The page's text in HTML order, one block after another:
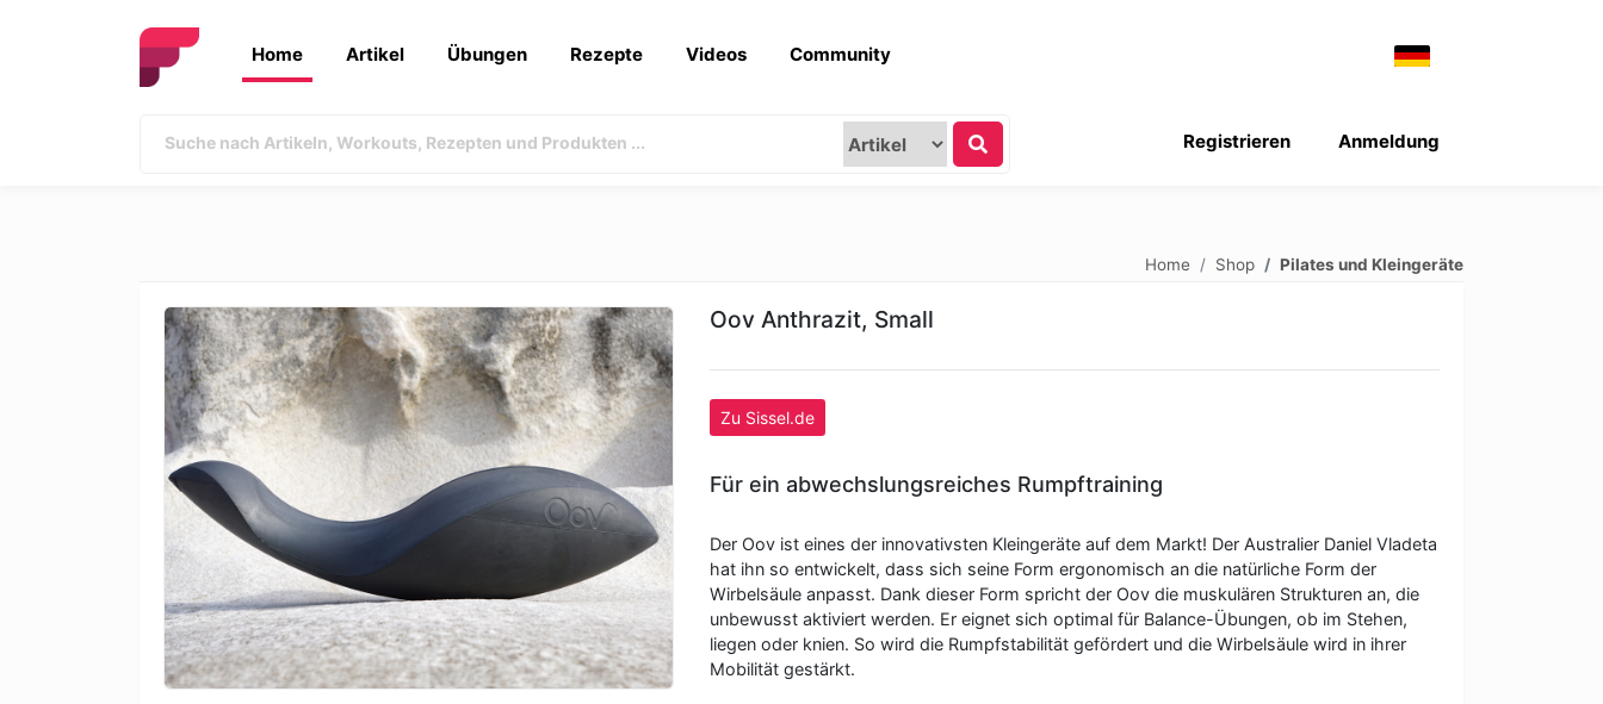
Home Artikel Übungen Rezepte Videos Community
Anmeldung
Registrieren
Home Shop Pilates und Kleingeräte
Oov Anthrazit, Small
Zu Sissel.de
Für ein abwechslungsreiches Rumpftraining
Der Oov ist eines der innovativsten Kleingeräte auf dem Markt! Der Australier Daniel Vladeta
hat ihn so entwickelt, dass sich seine Form ergonomisch an die natürliche Form der
Wirbelsäule anpasst. Dank dieser Form spricht der Oov die muskulären Strukturen an, die
unbewusst aktiviert werden. Er eignet sich optimal für Balance-Übungen, ob im Stehen,
liegen oder knien. So wird die Rumpfstabilität gefördert und die Wirbelsäule wird in ihrer
Mobilität gestärkt.